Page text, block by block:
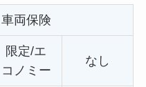
車両保険
限定/エ
コノミー
なし